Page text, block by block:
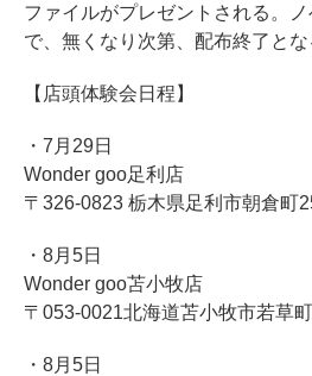
ファイルがプレゼントされる。
で、無くなり次第、配布終了とな
【店頭体験会日程】
・7月29日
Wonder goo足利店
〒326-0823 栃木県足利市朝倉町
・8月5日
Wonder goo苫小牧店
〒053-0021北海道苫小牧市若草
・8月5日